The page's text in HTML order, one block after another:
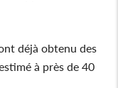
déjà obtenu des
à près de 40